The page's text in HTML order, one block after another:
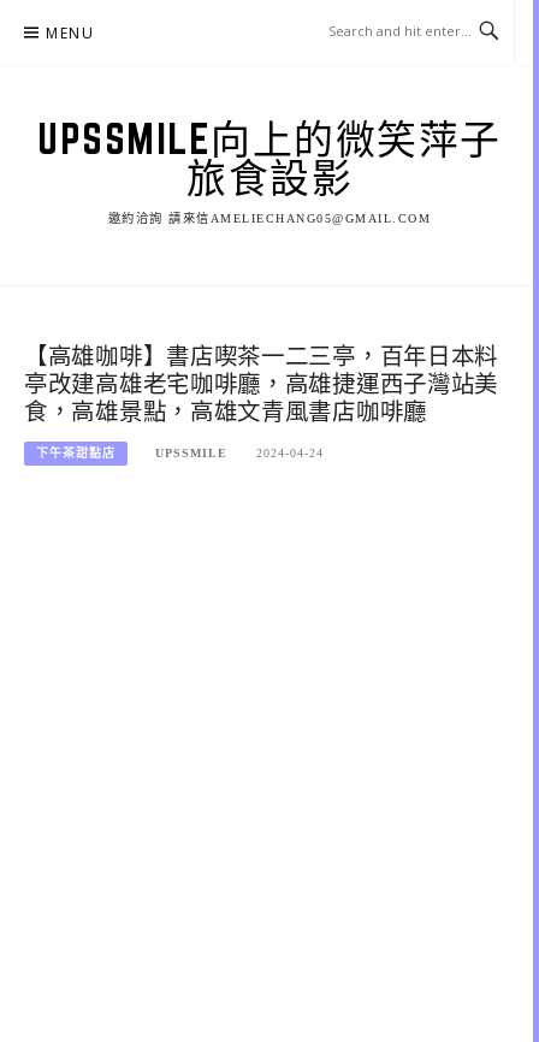
MENU
UPSSMILE向上的微笑萍子
旅食設影
邀約洽詢 請來信AMELIECHANG05@GMAIL.COM
【高雄咖啡】書店喫茶一二三亭，百年日本料
亭改建高雄老宅咖啡廳，高雄捷運西子灣站美
食，高雄景點，高雄文青風書店咖啡廳
下午茶甜點店 UPSSMILE 2024-04-24